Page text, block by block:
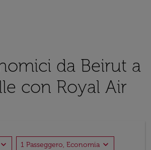
da Beirut a
con Royal Air
expand_more 1 Passeggero, Economia expand_more